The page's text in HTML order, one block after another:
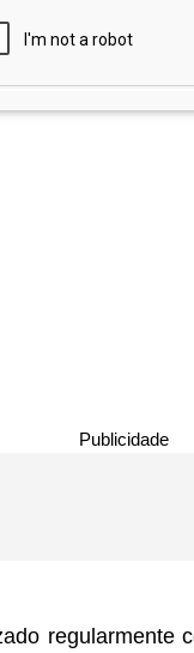
Publicidade
regularmente